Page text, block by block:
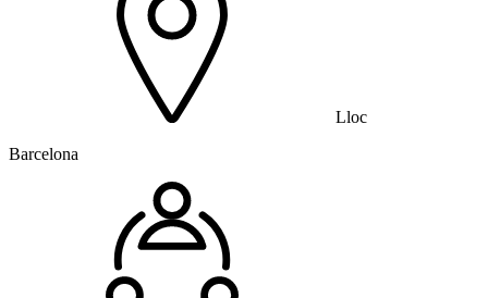
Lloc
Barcelona